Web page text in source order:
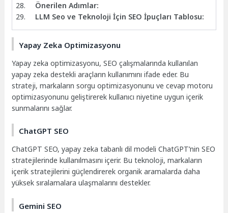
Önerilen Adımlar:
LLM Seo ve Teknoloji İçin SEO İpuçları Tablosu:
Yapay Zeka Optimizasyonu
Yapay zeka optimizasyonu, SEO çalışmalarında kullanılan
yapay zeka destekli araçların kullanımını ifade eder. Bu
strateji, markaların sorgu optimizasyonunu ve cevap motoru
optimizasyonunu geliştirerek kullanıcı niyetine uygun içerik
sunmalarını sağlar.
ChatGPT SEO
ChatGPT SEO, yapay zeka tabanlı dil modeli ChatGPT’nin SEO
stratejilerinde kullanılmasını içerir. Bu teknoloji, markaların
içerik stratejilerini güçlendirerek organik aramalarda daha
yüksek sıralamalara ulaşmalarını destekler.
Gemini SEO